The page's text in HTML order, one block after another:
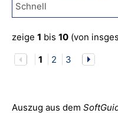
Schnell
zeige 1 bis 10 (von
1
2 3
Auszug aus dem